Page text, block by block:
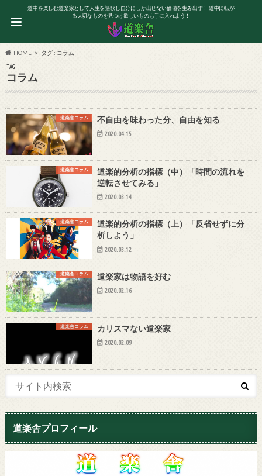
道中を楽しむ道楽家として人生を謳歌し自分にしか出せない価値を生み出す！ 道中に転が
る大切なものを見つけ欲しいものも手に入れよう！
HOME タグ : コラム
TAG
コラム
道楽舎コラム 不自由を味わった分、自由を知る
2020.04.15
道楽舎コラム
道楽的分析の指標（中）「時間の流れを
逆転させてみる」
2020.03.14
道楽舎コラム
道楽的分析の指標（上）「反省せずに分
析しよう」
2020.03.12
道楽舎コラム 道楽家は物語を好む
2020.02.16
道楽舎コラム カリスマない道楽家
2020.02.09
道楽舎プロフィール